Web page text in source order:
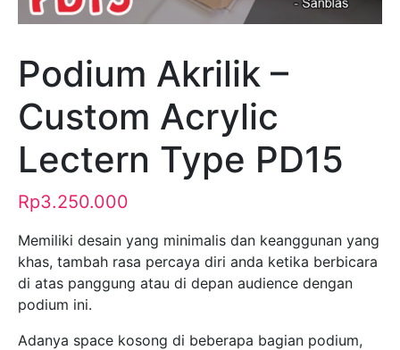
Podium Akrilik –
Custom Acrylic
Lectern Type PD15
Rp3.250.000
Memiliki desain yang minimalis dan keanggunan yang
khas, tambah rasa percaya diri anda ketika berbicara
di atas panggung atau di depan audience dengan
podium ini.
Adanya space kosong di beberapa bagian podium,